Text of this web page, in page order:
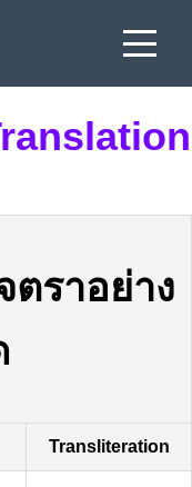
ตราอย่าง
Transliteration